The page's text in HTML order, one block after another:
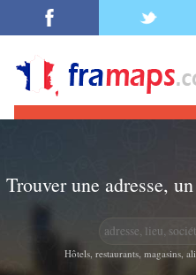
Trouver une adresse,
Hôtels, restaurants, magasins,